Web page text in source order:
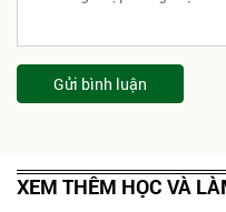
Gửi bình luận
XEM THÊM HỌC VÀ